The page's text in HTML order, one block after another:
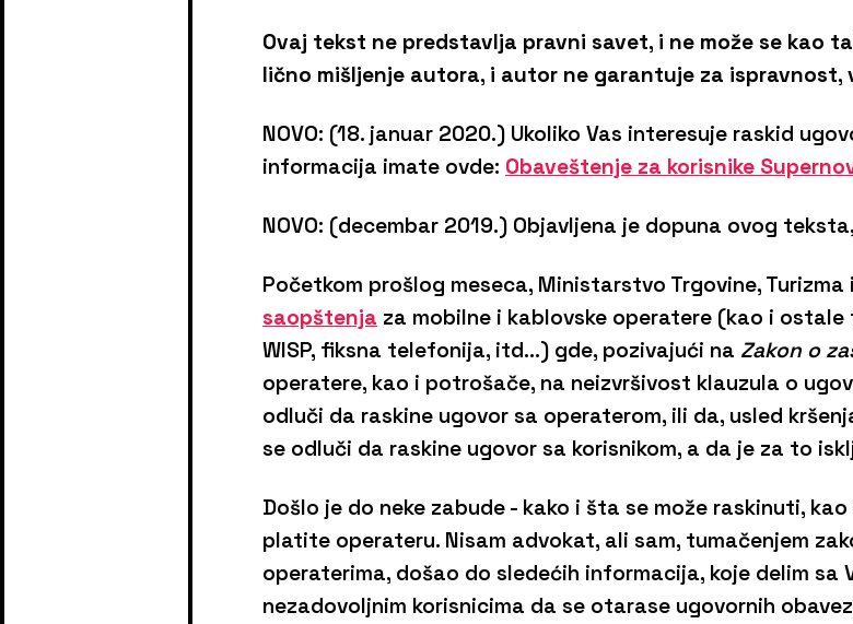
Ovaj tekst ne predstavlja pravni savet, i ne može se kao
lično mišljenje autora, i autor ne garantuje za
NOVO: (18. januar 2020.) Ukoliko Vas interesuje raskid
informacija imate ovde: Obaveštenje za korisnike
NOVO: (decembar 2019.) Objavljena je dopuna ovog
Početkom prošlog meseca, Ministarstvo Trgovine,
saopštenja za mobilne i kablovske operatere (kao i
WISP, fiksna telefonija, itd…) gde, pozivajući na Zakon o
operatere, kao i potrošače, na neizvršivost klauzula o
odluči da raskine ugovor sa operaterom, ili da, usled
se odluči da raskine ugovor sa korisnikom, a da je za to
Došlo je do neke zabude - kako i šta se može raskinuti,
platite operateru. Nisam advokat, ali sam, tumačenjem
operaterima, došao do sledećih informacija, koje delim sa
nezadovoljnim korisnicima da se otarase ugovornih